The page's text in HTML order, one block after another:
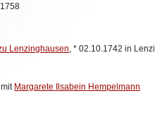
Lenzinghausen,*02.10.1742 in
Margarete Ilsabein Hempelmann